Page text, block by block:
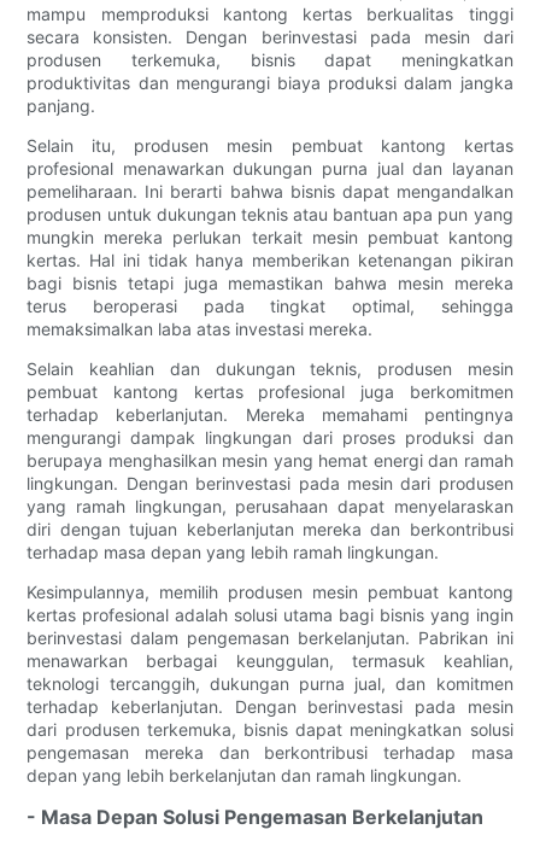
mampu memproduksi kantong kertas berkualitas tinggi
secara konsisten. Dengan berinvestasi pada mesin dari
produsen terkemuka, bisnis dapat meningkatkan
produktivitas dan mengurangi biaya produksi dalam jangka
panjang.
Selain itu, produsen mesin pembuat kantong kertas
profesional menawarkan dukungan purna jual dan layanan
pemeliharaan. Ini berarti bahwa bisnis dapat mengandalkan
produsen untuk dukungan teknis atau bantuan apa pun yang
mungkin mereka perlukan terkait mesin pembuat kantong
kertas. Hal ini tidak hanya memberikan ketenangan pikiran
bagi bisnis tetapi juga memastikan bahwa mesin mereka
terus beroperasi pada tingkat optimal, sehingga
memaksimalkan laba atas investasi mereka.
Selain keahlian dan dukungan teknis, produsen mesin
pembuat kantong kertas profesional juga berkomitmen
terhadap keberlanjutan. Mereka memahami pentingnya
mengurangi dampak lingkungan dari proses produksi dan
berupaya menghasilkan mesin yang hemat energi dan ramah
lingkungan. Dengan berinvestasi pada mesin dari produsen
yang ramah lingkungan, perusahaan dapat menyelaraskan
diri dengan tujuan keberlanjutan mereka dan berkontribusi
terhadap masa depan yang lebih ramah lingkungan.
Kesimpulannya, memilih produsen mesin pembuat kantong
kertas profesional adalah solusi utama bagi bisnis yang ingin
berinvestasi dalam pengemasan berkelanjutan. Pabrikan ini
menawarkan berbagai keunggulan, termasuk keahlian,
teknologi tercanggih, dukungan purna jual, dan komitmen
terhadap keberlanjutan. Dengan berinvestasi pada mesin
dari produsen terkemuka, bisnis dapat meningkatkan solusi
pengemasan mereka dan berkontribusi terhadap masa
depan yang lebih berkelanjutan dan ramah lingkungan.
- Masa Depan Solusi Pengemasan Berkelanjutan